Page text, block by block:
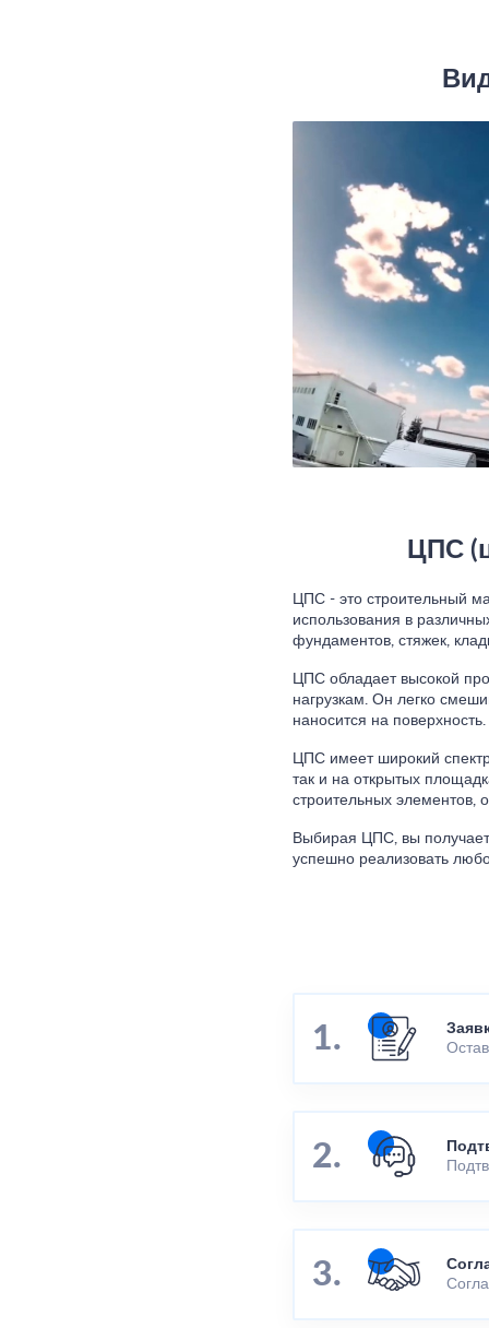
ЦПС
ЦПС - это строительный
использования в
фундаментов, стяжек,
ЦПС обладает высокой
нагрузкам. Он легко
наносится на поверхность.
ЦПС имеет широкий
так и на открытых
строительных элементов,
Выбирая ЦПС, вы
успешно реализовать